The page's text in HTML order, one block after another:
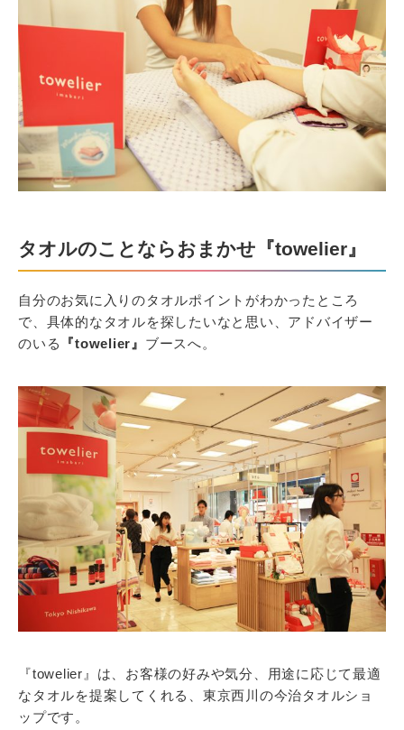
タオルのことならおまかせ『towelier』
自分のお気に入りのタオルポイントがわかったところ
で、具体的なタオルを探したいなと思い、アドバイザー
のいる
『towelier』 ブースへ。
『towelier』は、お客様の好みや気分、用途に応じて最適
なタオルを提案してくれる、東京西川の今治タオルショ
ップです。